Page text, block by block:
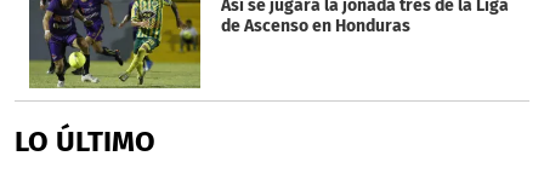
Así se jugará la jonada tres de la Liga
de Ascenso en Honduras
LO ÚLTIMO